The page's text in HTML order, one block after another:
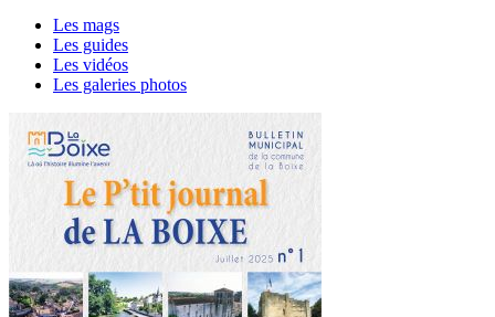
Les mags
Les guides
Les vidéos
Les galeries photos